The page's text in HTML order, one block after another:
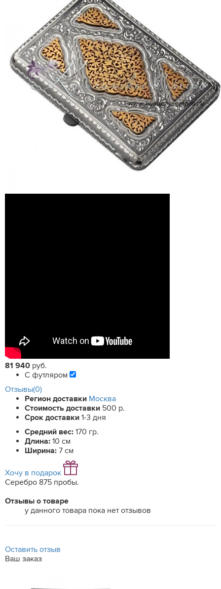
81 940 руб.
С футляром
Отзывы(0)
Регион доставки Москва
Стоимость доставки 500 р.
Срок доставки 1-3 дня
Средний вес: 170 гр.
Длина: 10 см
Ширина: 7 см
Хочу в подарок
Серебро 875 пробы.
Отзывы о товаре
у данного товара пока нет отзывов
Оставить отзыв
Ваш заказ